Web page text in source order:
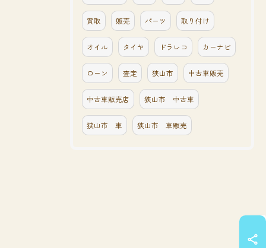
買取 販売 パーツ 取り付け
オイル タイヤ ドラレコ カーナビ
ローン 査定 狭山市 中古車販売
中古車販売店 狭山市 中古車
狭山市 車 狭山市 車販売